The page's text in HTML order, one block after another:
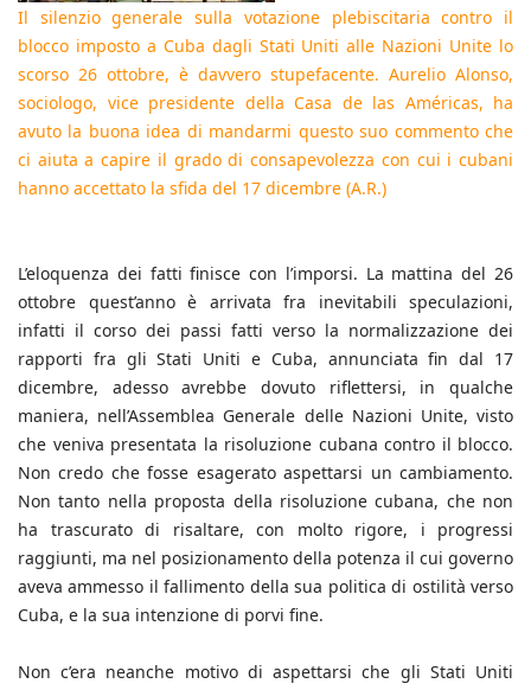
Il silenzio generale sulla votazione plebiscitaria contro il
blocco imposto a Cuba dagli Stati Uniti alle Nazioni Unite lo
scorso 26 ottobre, è davvero stupefacente. Aurelio Alonso,
sociologo, vice presidente della Casa de las Américas, ha
avuto la buona idea di mandarmi questo suo commento che
ci aiuta a capire il grado di consapevolezza con cui i cubani
hanno accettato la sfida del 17 dicembre (A.R.)
L’eloquenza dei fatti finisce con l’imporsi. La mattina del 26
ottobre quest’anno è arrivata fra inevitabili speculazioni,
infatti il corso dei passi fatti verso la normalizzazione dei
rapporti fra gli Stati Uniti e Cuba, annunciata fin dal 17
dicembre, adesso avrebbe dovuto riflettersi, in qualche
maniera, nell’Assemblea Generale delle Nazioni Unite, visto
che veniva presentata la risoluzione cubana contro il blocco.
Non credo che fosse esagerato aspettarsi un cambiamento.
Non tanto nella proposta della risoluzione cubana, che non
ha trascurato di risaltare, con molto rigore, i progressi
raggiunti, ma nel posizionamento della potenza il cui governo
aveva ammesso il fallimento della sua politica di ostilità verso
Cuba, e la sua intenzione di porvi fine.
Non c’era neanche motivo di aspettarsi che gli Stati Uniti